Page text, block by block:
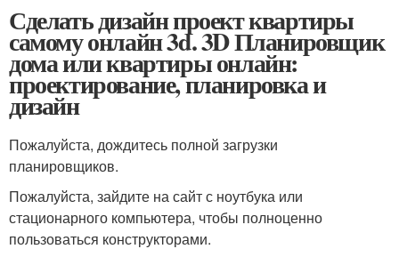
Сделать дизайн проект квартиры
самому онлайн 3d. 3D Планировщик
дома или квартиры онлайн:
проектирование, планировка и
дизайн
Пожалуйста, дождитесь полной загрузки
планировщиков.
Пожалуйста, зайдите на сайт с ноутбука или
стационарного компьютера, чтобы полноценно
пользоваться конструкторами.